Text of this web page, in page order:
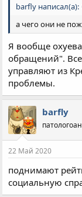
barfly написал(а):
а чего они не
Я вообще
обращений".
управляют из
проблемы.
barfly
22 Май 2020
поднимают
социальную